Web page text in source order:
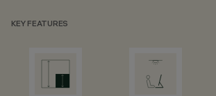
KEY FEATURES